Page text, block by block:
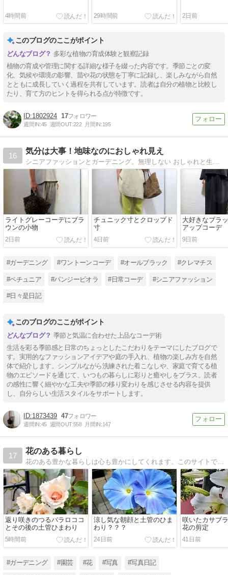
4時間前 29時間前 2日前
このブログのここがポイント
多彩な植物の育成体験と観察記録
植物の育成や管理に関する詳細な様子を綴った内容です。季節ごとの変
化、気候や環境の影響、苗や花の状態を丁寧に記録し、楽しみながら自然
とともに成長していく過程を共有しています。読者は自分の植物と比較し
たり、育て方のヒントを得られる点が特徴です。
1802924 17
週間IN:45 週間OUT:222 月間IN:195
16
気分は大事！地味なのにおしゃれ見え
ライトグレーコーデにブラ
ウンの小物
2日前
チュニック寸とクロップド
寸
4日前
大好きなブラ
アップコーデ
9日前
#ガーデニング #ワントーンコーデ #オールブラック #クレマチス
#ペチュニア #パンジービオラ #日常コーデ #シニアファッション
#日々是日記
このブログのここがポイント
季節と気温に合わせた上品なコーデ術
生活を彩る季節感と日常のちょっとしたこだわりをテーマにしたブログで
す。実用的なファッションアイデアや庭の手入れ、植物の楽しみ方を自然
体で紹介します。シンプルながら洗練された着こなしや、家庭で育てる植
物のエピソードを通じて、いつもの暮らしに彩りと癒やしをプラス。読者
の感性に響く細やかな工夫や季節の移り変わりを感じさせる内容を提供
し、自分らしい生活スタイルをサポートします。
1873439 47
週間IN:45 週間OUT:558 月間IN:147
17
花のある暮らし
花のある豊かな暮らしは心も豊かにしてくれます。このサイトでは、花の育て方を中心に、豊かな暮らし・ワクワクできる暮らしを手に入れるための情報を発信します。
返り咲きのつるバラロココ
とその後の土管ひまわり
5時間前
涼し気な朝顔と土管のひま
わり？？？
24日前
咲いたカサブ
花の剪定
41日前
#ガーデニング #園芸 #花 #写真 #写真日記